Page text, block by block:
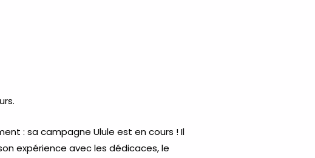
: sa campagne Ulule est en cours ! Il
expérience avec les dédicaces, le